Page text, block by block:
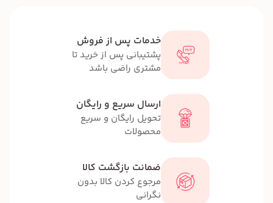
خدمات پس از فروش
پشتیبانی پس از خرید تا
مشتری راضی باشد
ارسال سریع و رایگان
تحویل رایگان و سریع
محصولات
ضمانت بازگشت کالا
مرجوع کردن کالا بدون
نگرانی